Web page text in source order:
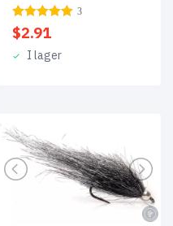
3
$2.91
I lager